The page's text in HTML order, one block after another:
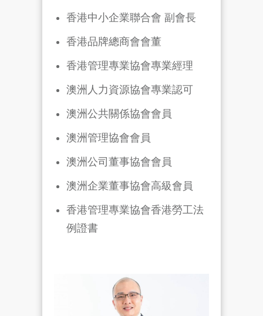
香港中小企業聯合會 副會長
香港品牌總商會會董
香港管理專業協會專業經理
澳洲人力資源協會專業認可
澳洲公共關係協會會員
澳洲管理協會會員
澳洲公司董事協會會員
澳洲企業董事協會高級會員
香港管理專業協會香港勞工法
例證書